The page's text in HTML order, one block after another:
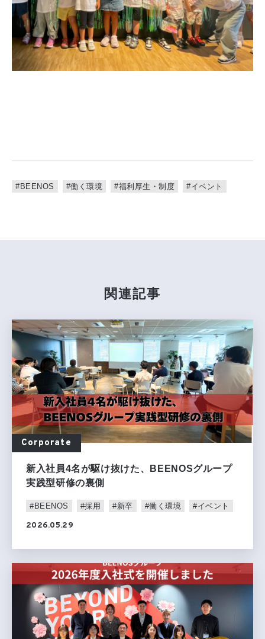
#BEENOS #働く環境 #福利厚生・制度 #イベント
関連記事
Corporate
新入社員4名が駆け抜けた、BEENOSグループ
実践型研修の裏側
#BEENOS #採用 #新卒 #働く環境 #イベント
2026.05.29